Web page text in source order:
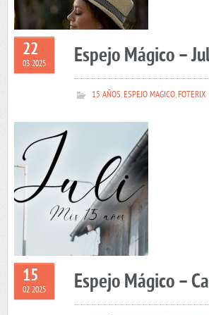
22
03 2025 Espejo Mágico –
15 AÑOS,ESPEJO MAGICO,FOTERIX
15
02 2025 Espejo Mágico –